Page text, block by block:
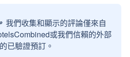
我們收集和顯示的評論僅來自
或我們信賴的外部
已驗證預訂。